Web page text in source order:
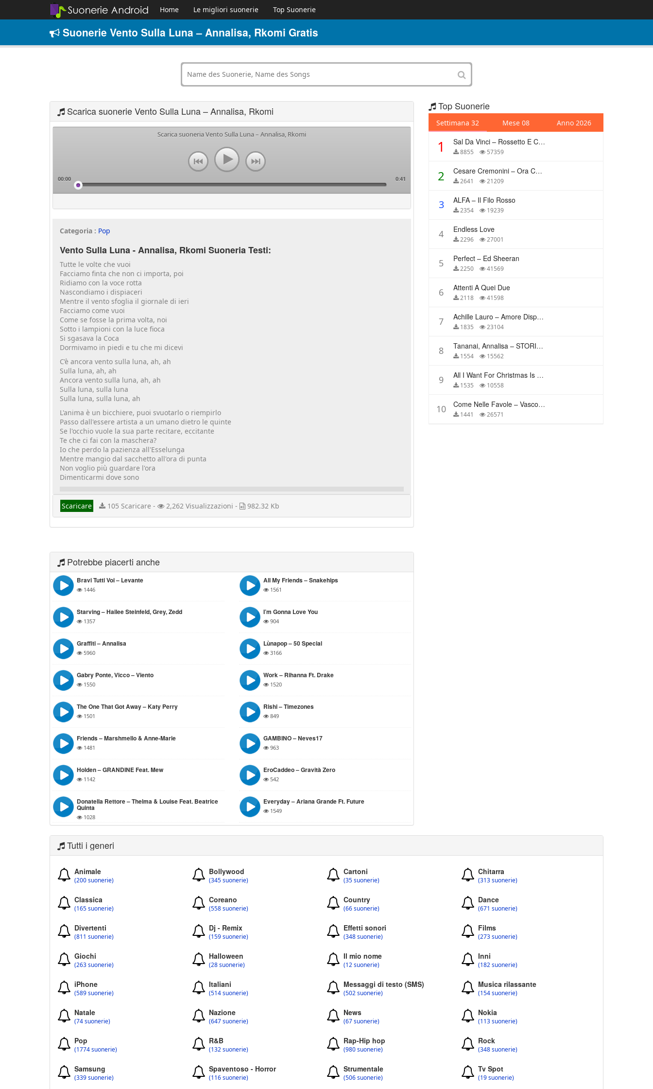
Home Le migliori suonerie Top Suonerie
Suonerie Vento Sulla Luna – Annalisa, Rkomi Gratis
Scarica suonerie Vento Sulla Luna – Annalisa, Rkomi
Scarica suoneria Vento Sulla Luna – Annalisa, Rkomi
00:00 0:41
Categoria : Pop
Vento Sulla Luna - Annalisa, Rkomi Suoneria Testi:
Tutte le volte che vuoi
Facciamo finta che non ci importa, poi
Ridiamo con la voce rotta
Nascondiamo i dispiaceri
Mentre il vento sfoglia il giornale di ieri
Facciamo come vuoi
Come se fosse la prima volta, noi
Sotto i lampioni con la luce fioca
Si sgasava la Coca
Dormivamo in piedi e tu che mi dicevi
C’è ancora vento sulla luna, ah, ah
Sulla luna, ah, ah
Ancora vento sulla luna, ah, ah
Sulla luna, sulla luna
Sulla luna, sulla luna, ah
L'anima è un bicchiere, puoi svuotarlo o riempirlo
Passo dall'essere artista a un umano dietro le quinte
Se l'occhio vuole la sua parte recitare, eccitante
Te che ci fai con la maschera?
Io che perdo la pazienza all'Esselunga
Mentre mangio dal sacchetto all'ora di punta
Non voglio più guardare l'ora
Dimenticarmi dove sono
Scaricare 105 Scaricare - 2,262 Visualizzazioni - 982.32 Kb
Potrebbe piacerti anche
Bravi Tutti Voi – Levante
1446
All My Friends – Snakehips
1561
Starving – Hailee Steinfeld, Grey, Zedd
1357
I’m Gonna Love You
904
Graffiti – Annalisa
5960
Lùnapop – 50 Special
3166
Gabry Ponte, Vicco – Viento
1550
Work – Rihanna Ft. Drake
1520
The One That Got Away – Katy Perry
1501
Rishi – Timezones
849
Friends – Marshmello & Anne-Marie
1481
GAMBINO – Neves17
963
Holden – GRANDINE Feat. Mew
1142
EroCaddeo – Gravità Zero
542
Donatella Rettore – Thelma & Louise Feat. Beatrice
Quinta
1028
Everyday – Ariana Grande Ft. Future
1549
Top Suonerie
Settimana 32 Mese 08 Anno 2026
1 Sal Da Vinci – Rossetto E Caffè
8855 57359
2 Cesare Cremonini – Ora Che Non Ho Più Te
2641 21209
3 ALFA – Il Filo Rosso
2354 19239
4 Endless Love
2296 27001
5 Perfect – Ed Sheeran
2250 41569
6 Attenti A Quei Due
2118 41598
7 Achille Lauro – Amore Disperato
1835 23104
8 Tananai, Annalisa – STORIE BREVI
1554 15562
9 All I Want For Christmas Is You – Mariah Carey
1535 10558
10 Come Nelle Favole – Vasco Rossi
1441 26571
Tutti i generi
Animale
(200 suonerie)
Bollywood
(345 suonerie)
Cartoni
(35 suonerie)
Chitarra
(313 suonerie)
Classica
(165 suonerie)
Coreano
(558 suonerie)
Country
(66 suonerie)
Dance
(671 suonerie)
Divertenti
(811 suonerie)
Dj - Remix
(159 suonerie)
Effetti sonori
(348 suonerie)
Films
(273 suonerie)
Giochi
(263 suonerie)
Halloween
(28 suonerie)
Il mio nome
(12 suonerie)
Inni
(182 suonerie)
iPhone
(589 suonerie)
Italiani
(514 suonerie)
Messaggi di testo (SMS)
(502 suonerie)
Musica rilassante
(154 suonerie)
Natale
(74 suonerie)
Nazione
(647 suonerie)
News
(67 suonerie)
Nokia
(113 suonerie)
Pop
(1774 suonerie)
R&B
(132 suonerie)
Rap-Hip hop
(980 suonerie)
Rock
(348 suonerie)
Samsung
(339 suonerie)
Spaventoso - Horror
(116 suonerie)
Strumentale
(506 suonerie)
Tv Spot
(19 suonerie)